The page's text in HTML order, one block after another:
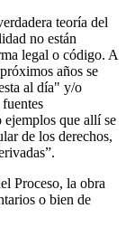
teoría del
no están
legal o código. A
años se
al día" y/o
ejemplos que allí se
de los derechos,
Proceso, la obra
o bien de